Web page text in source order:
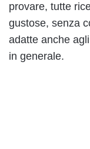
provare, tutte
gustose, senza
adatte anche
in generale.